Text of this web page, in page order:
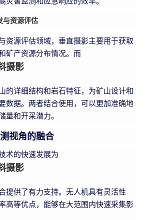
与资源评估
资源评估领域，垂直摄影主要用于获取
矿产资源分布情况。而
摄影
的详细结构和岩石特征，为矿山设计和
数据。两者结合使用，可以更加准确地
量和开采潜力。
视角的融合
术的快速发展为
摄影
提供了有力支持。无人机具有灵活性
高等优点，能够在大范围内快速采集影